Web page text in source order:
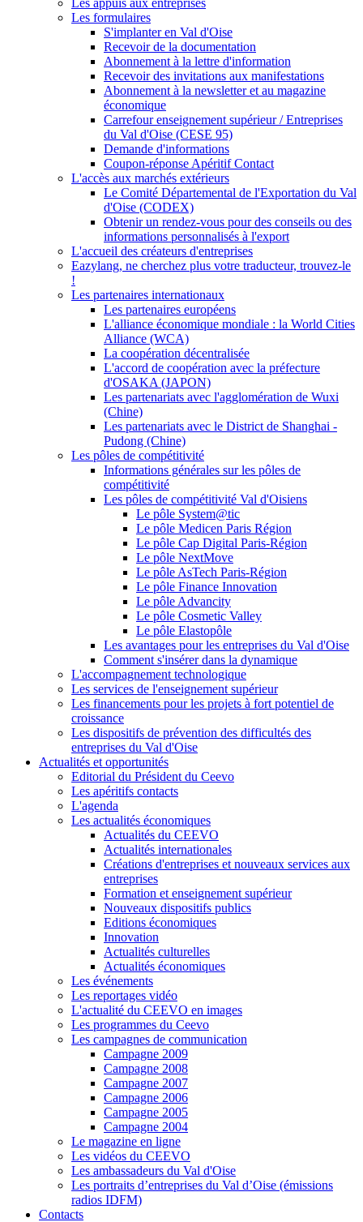
Les formulaires
S'implanter en Val d'Oise
Recevoir de la documentation
Abonnement à la lettre d'information
Recevoir des invitations aux manifestations
Abonnement à la newsletter et au magazine
économique
Carrefour enseignement supérieur / Entreprises
du Val d'Oise (CESE 95)
Demande d'informations
Coupon-réponse Apéritif Contact
L'accès aux marchés extérieurs
Le Comité Départemental de l'Exportation du Val
d'Oise (CODEX)
Obtenir un rendez-vous pour des conseils ou des
informations personnalisés à l'export
L'accueil des créateurs d'entreprises
Eazylang, ne cherchez plus votre traducteur, trouvez-le
!
Les partenaires internationaux
Les partenaires européens
L'alliance économique mondiale : la World Cities
Alliance (WCA)
La coopération décentralisée
L'accord de coopération avec la préfecture
d'OSAKA (JAPON)
Les partenariats avec l'agglomération de Wuxi
(Chine)
Les partenariats avec le District de Shanghai -
Pudong (Chine)
Les pôles de compétitivité
Informations générales sur les pôles de
compétitivité
Les pôles de compétitivité Val d'Oisiens
Le pôle System@tic
Le pôle Medicen Paris Région
Le pôle Cap Digital Paris-Région
Le pôle NextMove
Le pôle AsTech Paris-Région
Le pôle Finance Innovation
Le pôle Advancity
Le pôle Cosmetic Valley
Le pôle Elastopôle
Les avantages pour les entreprises du Val d'Oise
Comment s'insérer dans la dynamique
L'accompagnement technologique
Les services de l'enseignement supérieur
Les financements pour les projets à fort potentiel de
croissance
Les dispositifs de prévention des difficultés des
entreprises du Val d'Oise
Actualités et opportunités
Editorial du Président du Ceevo
Les apéritifs contacts
L'agenda
Les actualités économiques
Actualités du CEEVO
Actualités internationales
Créations d'entreprises et nouveaux services aux
entreprises
Formation et enseignement supérieur
Nouveaux dispositifs publics
Editions économiques
Innovation
Actualités culturelles
Actualités économiques
Les événements
Les reportages vidéo
L'actualité du CEEVO en images
Les programmes du Ceevo
Les campagnes de communication
Campagne 2009
Campagne 2008
Campagne 2007
Campagne 2006
Campagne 2005
Campagne 2004
Le magazine en ligne
Les vidéos du CEEVO
Les ambassadeurs du Val d'Oise
Les portraits d’entreprises du Val d’Oise (émissions
radios IDFM)
Contacts